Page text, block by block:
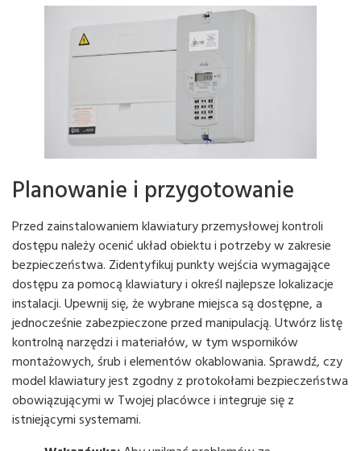
Planowanie i przygotowanie
Przed zainstalowaniem klawiatury przemysłowej kontroli
dostępu należy ocenić układ obiektu i potrzeby w zakresie
bezpieczeństwa. Zidentyfikuj punkty wejścia wymagające
dostępu za pomocą klawiatury i określ najlepsze lokalizacje
instalacji. Upewnij się, że wybrane miejsca są dostępne, a
jednocześnie zabezpieczone przed manipulacją. Utwórz listę
kontrolną narzędzi i materiałów, w tym wsporników
montażowych, śrub i elementów okablowania. Sprawdź, czy
model klawiatury jest zgodny z protokołami bezpieczeństwa
obowiązującymi w Twojej placówce i integruje się z
istniejącymi systemami.